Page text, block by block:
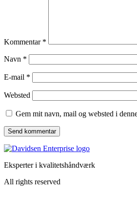
Kommentar *
Navn *
E-mail *
Websted
Gem mit navn, mail og websted i
Eksperter i kvalitetshåndværk
All rights reserved